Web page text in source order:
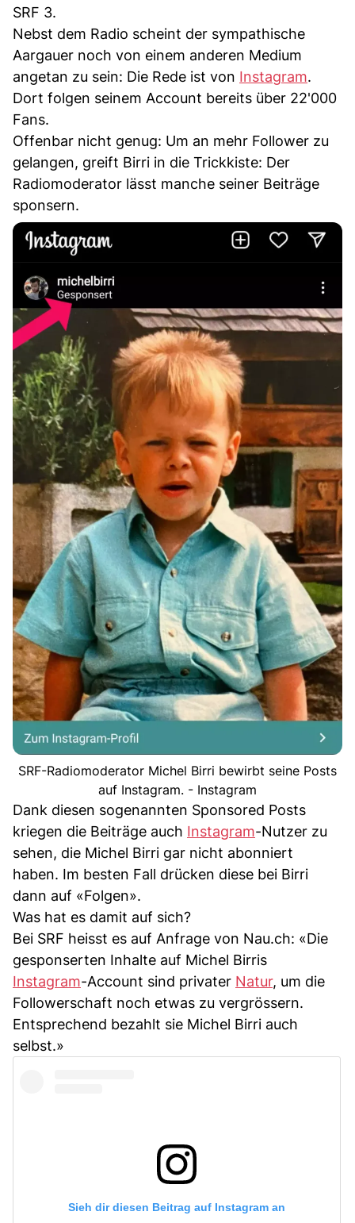
SRF 3.
Nebst dem Radio scheint der sympathische
Aargauer noch von einem anderen Medium
angetan zu sein: Die Rede ist von Instagram.
Dort folgen seinem Account bereits über 22'000
Fans.
Offenbar nicht genug: Um an mehr Follower zu
gelangen, greift Birri in die Trickkiste: Der
Radiomoderator lässt manche seiner Beiträge
sponsern.
SRF-Radiomoderator Michel Birri bewirbt seine Posts
auf Instagram. - Instagram
Dank diesen sogenannten Sponsored Posts
kriegen die Beiträge auch Instagram-Nutzer zu
sehen, die Michel Birri gar nicht abonniert
haben. Im besten Fall drücken diese bei Birri
dann auf «Folgen».
Was hat es damit auf sich?
Bei SRF heisst es auf Anfrage von Nau.ch: «Die
gesponserten Inhalte auf Michel Birris
Instagram-Account sind privater Natur, um die
Followerschaft noch etwas zu vergrössern.
Entsprechend bezahlt sie Michel Birri auch
selbst.»
Sieh dir diesen Beitrag auf Instagram an